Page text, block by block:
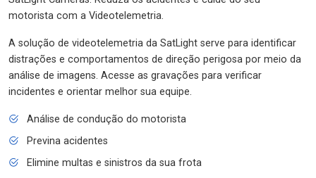
motorista com a Videotelemetria.
A solução de videotelemetria da SatLight serve para identificar
distrações e comportamentos de direção perigosa por meio da
análise de imagens. Acesse as gravações para verificar
incidentes e orientar melhor sua equipe.
Análise de condução do motorista
Previna acidentes
Elimine multas e sinistros da sua frota